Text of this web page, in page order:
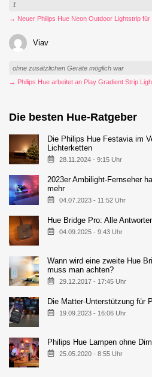
1
→ Neuer Philips Hue Neon Outdoor Lightstrip für
Viav
ohne zusätzlichen Geräte möglich war
→ Philips Hue arbeitet an Play Gradient Strip
Die besten Hue-Ratgeber
Die Philips Hue Festavia im
Lichterketten
28.11.2024 - 9:15 Uhr
2023er Ambilight-Fernseher
mehr
04.07.2023 - 11:52 Uhr
Hue Bridge Pro: Alle
04.09.2025 - 9:43 Uhr
Wann wird eine zweite Hue
muss man achten?
29.12.2017 - 17:45 Uhr
Die Matter-Unterstützung für
19.09.2023 - 16:06 Uhr
Philips Hue Lampen ohne
25.05.2020 - 8:55 Uhr